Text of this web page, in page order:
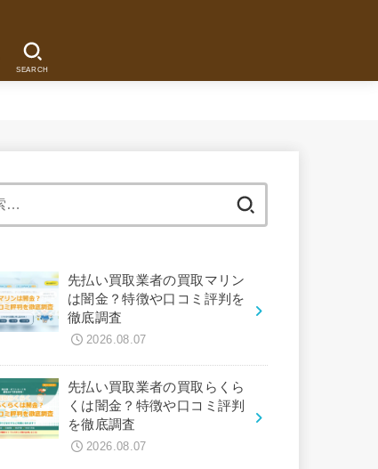
SEARCH
先払い買取業者の買取マリン
は闇金？特徴や口コミ評判を
徹底調査
2026.08.07
先払い買取業者の買取らくら
くは闇金？特徴や口コミ評判
を徹底調査
2026.08.07